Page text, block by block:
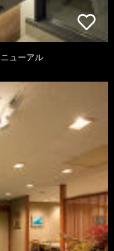
ューアル